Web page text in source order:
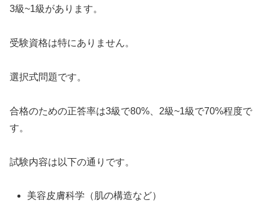
3級~1級があります。
受験資格は特にありません。
選択式問題です。
合格のための正答率は3級で80%、2級~1級で70%程度で
す。
試験内容は以下の通りです。
美容皮膚科学（肌の構造など）